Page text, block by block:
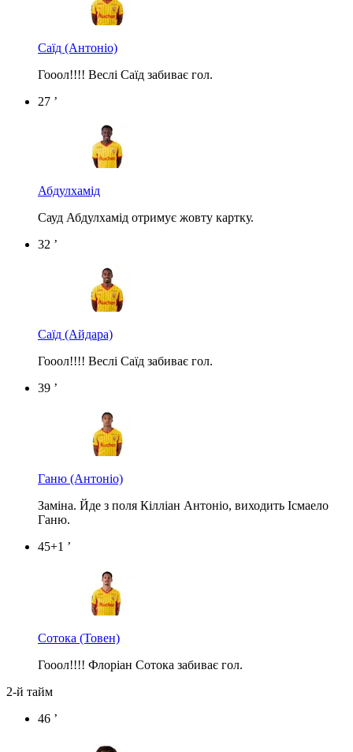
Саїд (Антоніо)
Гооол!!!! Веслі Саїд забиває гол.
27 ’
Абдулхамід
Сауд Абдулхамід отримує жовту картку.
32 ’
Саїд (Айдара)
Гооол!!!! Веслі Саїд забиває гол.
39 ’
Ганю (Антоніо)
Заміна. Йде з поля Кілліан Антоніо, виходить Ісмаело
Ганю.
45+1 ’
Сотока (Товен)
Гооол!!!! Флоріан Сотока забиває гол.
2-й тайм
46 ’